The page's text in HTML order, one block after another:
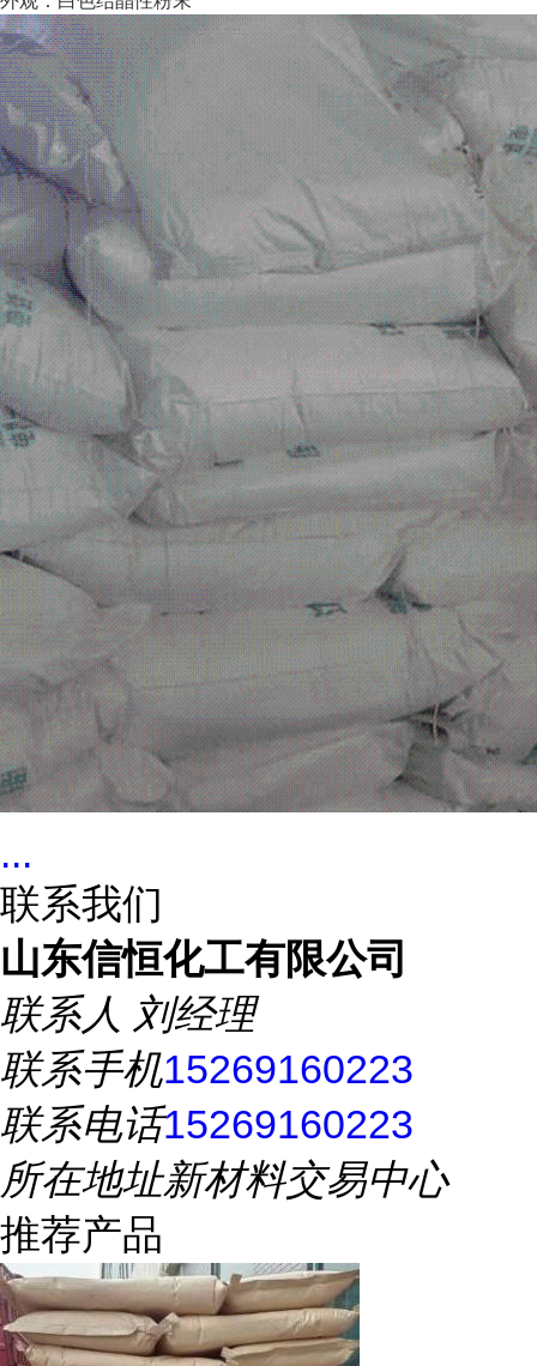
...
联系我们
山东信恒化工有限公司
联系人 刘经理
联系手机15269160223
联系电话15269160223
所在地址新材料交易中心
推荐产品